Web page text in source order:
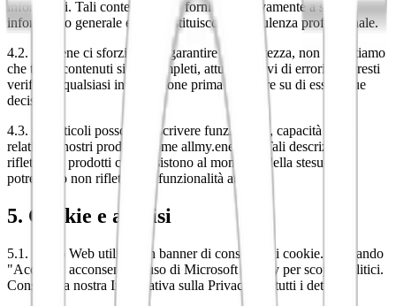
informativi. Tali contenuti sono forniti esclusivamente a scopo
informativo generale e non costituiscono consulenza professionale.
4.2. Sebbene ci sforziamo di garantire l'accuratezza, non garantiamo
che tutti i contenuti siano completi, attuali o privi di errori. Dovresti
verificare qualsiasi informazione prima di basare su di essa le tue
decisioni.
4.3. Gli articoli possono descrivere funzionalità, capacità o dati
relativi ai nostri prodotti (come allmy.energy). Tali descrizioni
riflettono i prodotti come esistono al momento della stesura e
potrebbero non riflettere le funzionalità attuali.
5. Cookie e analisi
5.1. Il Sito Web utilizza un banner di consenso ai cookie. Cliccando
"Accetta", acconsenti all'uso di Microsoft Clarity per scopi analitici.
Consulta la nostra Informativa sulla Privacy per tutti i dettagli.